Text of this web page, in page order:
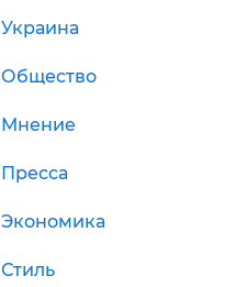
Украина
Общество
Мнение
Пресса
Экономика
Стиль